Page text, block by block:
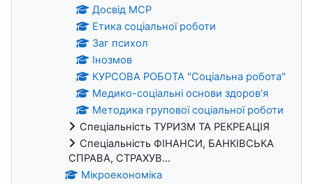
Досвід МСР
Етика соціальної роботи
Заг психол
Інозмов
КУРСОВА РОБОТА "Соціальна робота"
Медико-соціальні основи здоров’я
Методика групової соціальної роботи
Спеціальність ТУРИЗМ ТА РЕКРЕАЦІЯ
Спеціальність ФІНАНСИ, БАНКІВСЬКА
СПРАВА, СТРАХУВ...
Мікроекономіка